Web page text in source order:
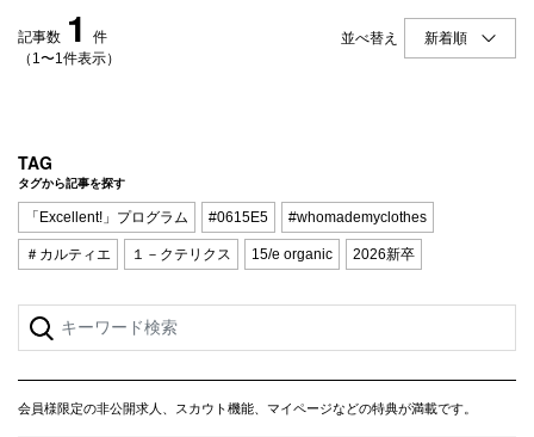
記事数 1
件
（1〜1件表示）
並べ替え
TAG
タグから記事を探す
「Excellent!」プログラム #0615E5 #whomademyclothes
＃カルティエ １－クテリクス 15/e organic 2026新卒
会員様限定の非公開求人、スカウト機能、マイページなどの特典が満載です。